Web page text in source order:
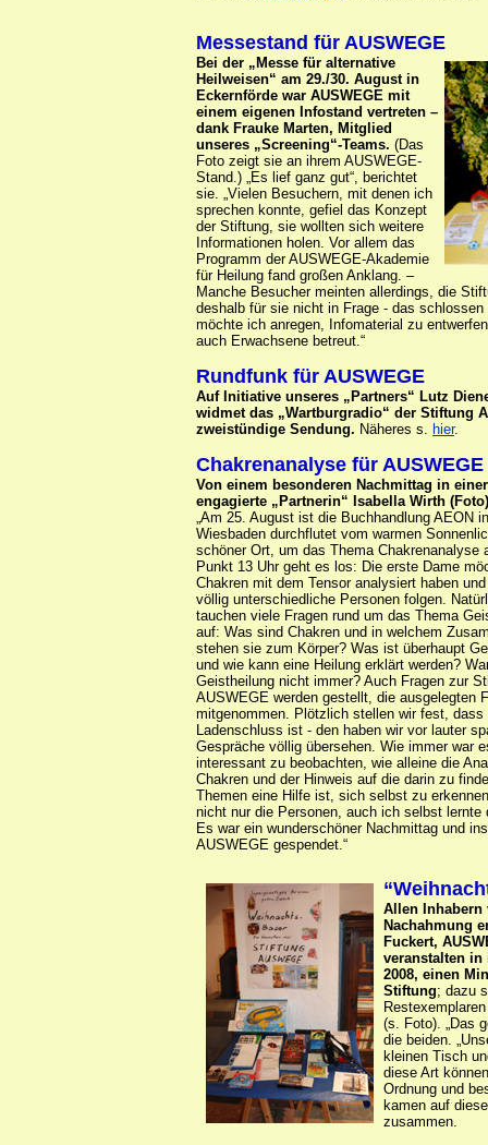
Messestand für AUSWEGE
Bei der „Messe für alternative
Heilweisen“ am 29./30. August in
Eckernförde war AUSWEGE mit
einem eigenen Infostand vertreten –
dank Frauke Marten, Mitglied
unseres „Screening“-Teams. (Das
Foto zeigt sie an ihrem AUSWEGE-
Stand.) „Es lief ganz gut“, berichtet
sie. „Vielen Besuchern, mit denen ich
sprechen konnte, gefiel das Konzept
der Stiftung, sie wollten sich weitere
Informationen holen. Vor allem das
Programm der AUSWEGE-Akademie
für Heilung fand großen Anklang. –
Manche Besucher meinten allerdings, die
deshalb für sie nicht in Frage - das
möchte ich anregen, Infomaterial zu
auch Erwachsene betreut.“
Rundfunk für AUSWEGE
Auf Initiative unseres „Partners“ Lutz
widmet das „Wartburgradio“ der Stiftung
zweistündige Sendung. Näheres s. hier.
Chakrenanalyse für AUSWEGE
Von einem besonderen Nachmittag in
engagierte „Partnerin“ Isabella Wirth
„Am 25. August ist die Buchhandlung AEON in
Wiesbaden durchflutet vom warmen
schöner Ort, um das Thema Chakrenanalyse
Punkt 13 Uhr geht es los: Die erste Dame
Chakren mit dem Tensor analysiert haben
völlig unterschiedliche Personen folgen.
tauchen viele Fragen rund um das Thema
auf: Was sind Chakren und in welchem
stehen sie zum Körper? Was ist überhaupt
und wie kann eine Heilung erklärt werden?
Geistheilung nicht immer? Auch Fragen zur
AUSWEGE werden gestellt, die ausgelegten
mitgenommen. Plötzlich stellen wir fest, dass
Ladenschluss ist - den haben wir vor lauter
Gespräche völlig übersehen. Wie immer war
interessant zu beobachten, wie alleine die
Chakren und der Hinweis auf die darin zu
Themen eine Hilfe ist, sich selbst zu
nicht nur die Personen, auch ich selbst
Es war ein wunderschöner Nachmittag und
AUSWEGE gespendet.“
Allen Inhabern
Nachahmung
Fuckert,
veranstalten in
2008, einen
Stiftung; dazu
(s. Foto). „Das
die beiden.
kleinen Tisch
diese Art
Ordnung und
kamen auf
zusammen.